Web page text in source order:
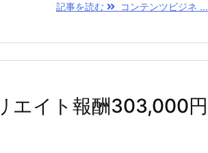
記事を読む コンテンツビジネ ...
エイト報酬303,000円